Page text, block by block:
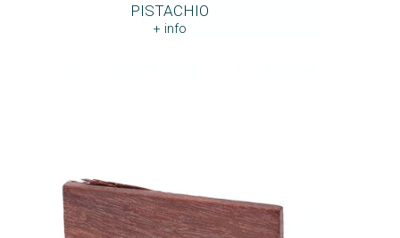
PISTACHIO
+ info